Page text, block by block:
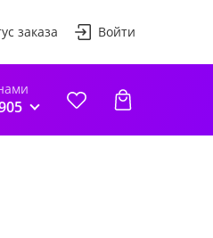
заказа Войти